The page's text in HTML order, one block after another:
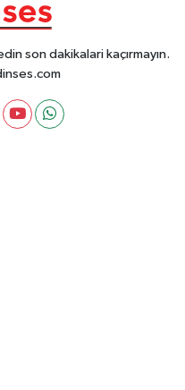
son dakikalari kaçırmayın.